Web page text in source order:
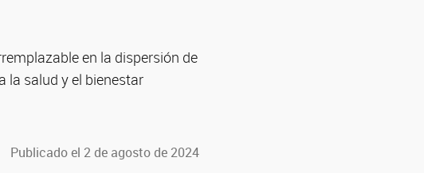
en la dispersión de
la salud y el bienestar
Publicado el 2 de agosto de 2024